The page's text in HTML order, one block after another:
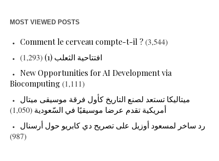
MOST VIEWED POSTS
Comment le cerveau compte-t-il ?(3,544)
افتتاحية الثعلب (1)
(1,293)
New Opportunities for AI Development via
Biocomputing (1,111)
ميتاليكا تستعد لصنع التاريخ كأول فرقة موسيقى ميتال
أمريكية تقدم عرضا موسيقيًا في السّعودية (1,050)
رد ساخر لمسعود أوزيل على تصريح دي كابريو حول أرسنال
(987)